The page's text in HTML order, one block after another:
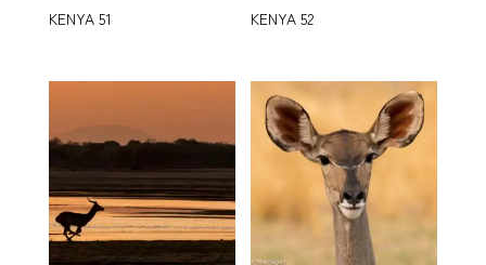
KENYA 51 KENYA 52